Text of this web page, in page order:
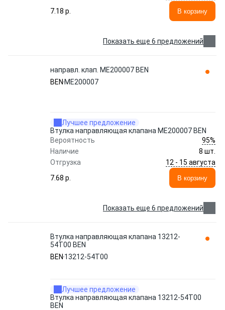
7.18 p.
В корзину
Показать еще 6 предложений
направл. клап. ME200007 BEN
BEN ME200007
Лучшее предложение
Втулка направляющая клапана ME200007 BEN
Вероятность
95%
Наличие
8 шт.
Отгрузка
12 - 15 августа
7.68 p.
В корзину
Показать еще 6 предложений
Втулка направляющая клапана 13212-
54T00 BEN
BEN 13212-54T00
Лучшее предложение
Втулка направляющая клапана 13212-54T00
BEN